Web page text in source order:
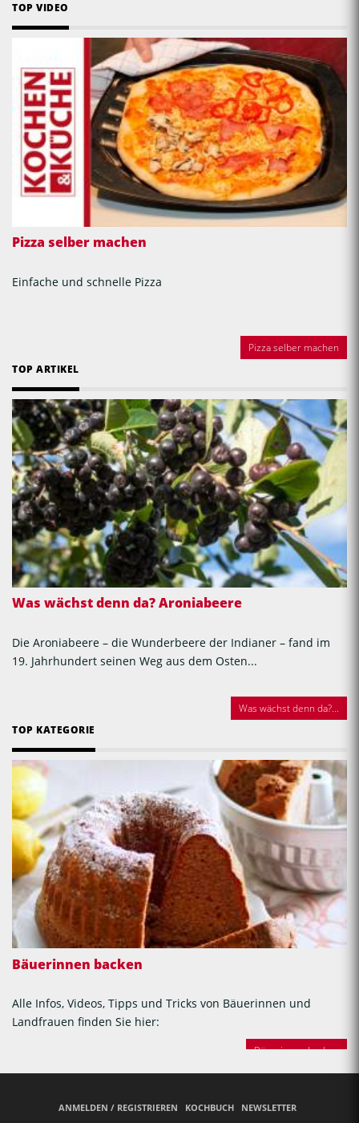
TOP VIDEO
Pizza selber machen
Einfache und schnelle Pizza
Pizza selber machen
TOP ARTIKEL
Was wächst denn da? Aroniabeere
Die Aroniabeere – die Wunderbeere der Indianer – fand im
19. Jahrhundert seinen Weg aus dem Osten...
Was wächst denn da?...
TOP KATEGORIE
Bäuerinnen backen
Alle Infos, Videos, Tipps und Tricks von Bäuerinnen und
Landfrauen finden Sie hier:
Bäuerinnen backen
ANMELDEN / REGISTRIEREN KOCHBUCH NEWSLETTER